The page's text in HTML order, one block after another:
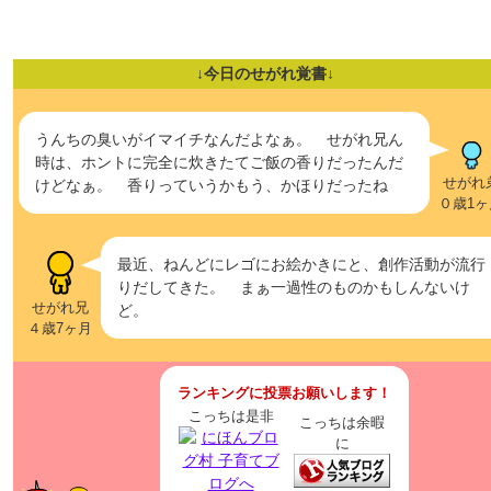
↓今日のせがれ覚書↓
うんちの臭いがイマイチなんだよなぁ。 せがれ兄ん
時は、ホントに完全に炊きたてご飯の香りだったんだ
けどなぁ。 香りっていうかもう、かほりだったね
せがれ
０歳1
せがれ兄
４歳7ヶ月
最近、ねんどにレゴにお絵かきにと、創作活動が流行
りだしてきた。 まぁ一過性のものかもしんないけ
ど。
ランキングに投票お願いします！
こっちは是非
こっちは余暇
に